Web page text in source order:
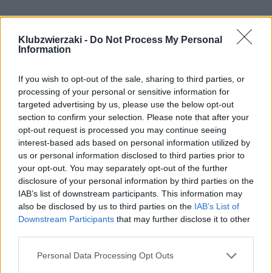
Klubzwierzaki - Do Not Process My Personal
Information
If you wish to opt-out of the sale, sharing to third parties, or
processing of your personal or sensitive information for
targeted advertising by us, please use the below opt-out
section to confirm your selection. Please note that after your
opt-out request is processed you may continue seeing
interest-based ads based on personal information utilized by
us or personal information disclosed to third parties prior to
your opt-out. You may separately opt-out of the further
disclosure of your personal information by third parties on the
IAB’s list of downstream participants. This information may
also be disclosed by us to third parties on the IAB’s List of
Downstream Participants that may further disclose it to other
Personal Data Processing Opt Outs